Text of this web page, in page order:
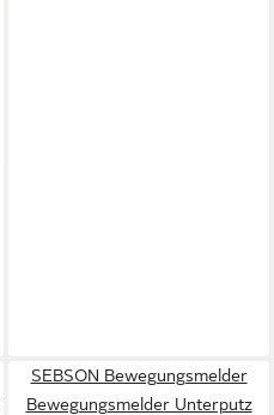
SEBSON Bewegungsmelder
Bewegungsmelder Unterputz